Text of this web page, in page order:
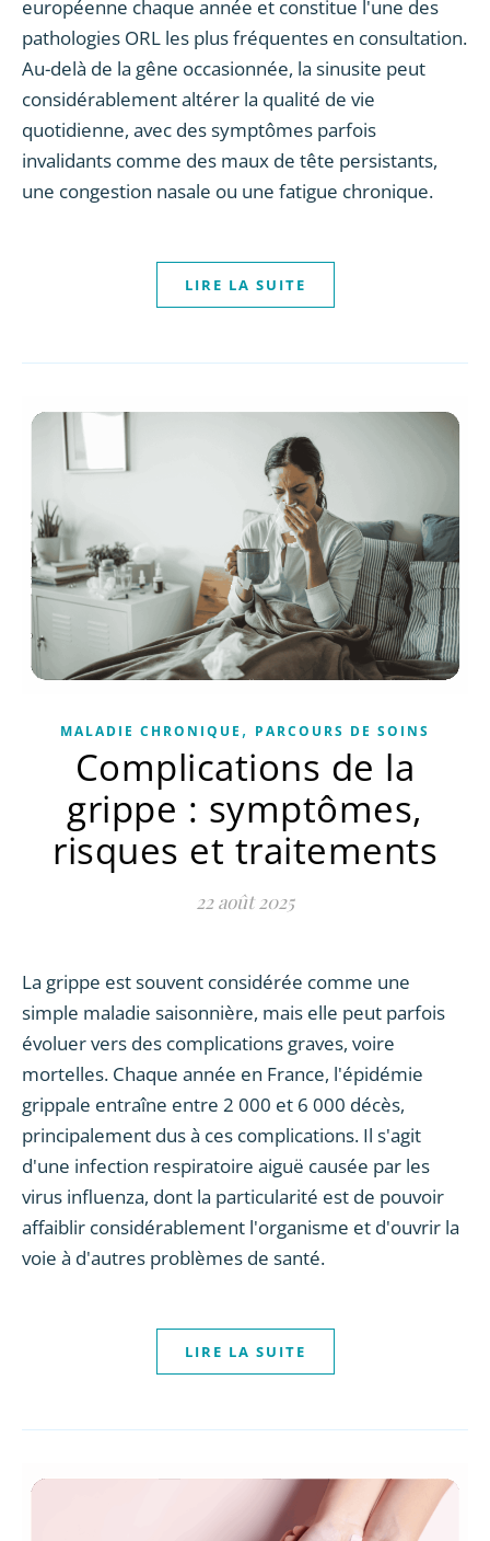
européenne chaque année et constitue l'une des
pathologies ORL les plus fréquentes en consultation.
Au-delà de la gêne occasionnée, la sinusite peut
considérablement altérer la qualité de vie
quotidienne, avec des symptômes parfois
invalidants comme des maux de tête persistants,
une congestion nasale ou une fatigue chronique.
LIRE LA SUITE
MALADIE CHRONIQUE , PARCOURS DE SOINS
Complications de la
grippe : symptômes,
risques et traitements
22 août 2025
La grippe est souvent considérée comme une
simple maladie saisonnière, mais elle peut parfois
évoluer vers des complications graves, voire
mortelles. Chaque année en France, l'épidémie
grippale entraîne entre 2 000 et 6 000 décès,
principalement dus à ces complications. Il s'agit
d'une infection respiratoire aiguë causée par les
virus influenza, dont la particularité est de pouvoir
affaiblir considérablement l'organisme et d'ouvrir la
voie à d'autres problèmes de santé.
LIRE LA SUITE